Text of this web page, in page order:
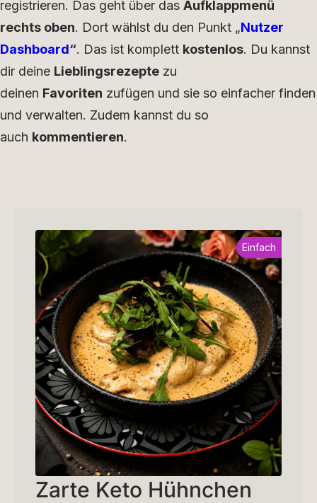
registrieren. Das geht über das Aufklappmenü
rechts oben. Dort wählst du den Punkt „Nutzer
Dashboard“. Das ist komplett kostenlos. Du kannst
dir deine Lieblingsrezepte zu
deinen Favoriten zufügen und sie so einfacher finden
und verwalten. Zudem kannst du so
auch kommentieren.
Einfach
Zarte Keto Hühnchen